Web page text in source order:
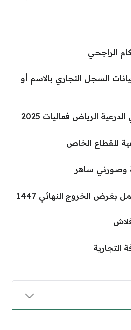
الراجحي
السجل التجاري بالاسم أو
الرياض فعاليات 2025
للقطاع الخاص
وصورني ساهر
الخروج النهائي 1447
التجارية